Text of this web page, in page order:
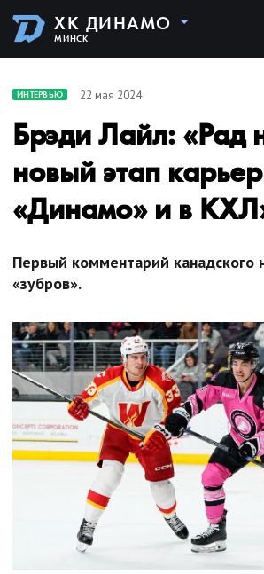
ХК ДИНАМО
МИНСК
ИНТЕРВЬЮ 22 мая 2024
Брэди Лайл: «Рад
новый этап
«Динамо» и в
Первый комментарий канадского
«зубров».